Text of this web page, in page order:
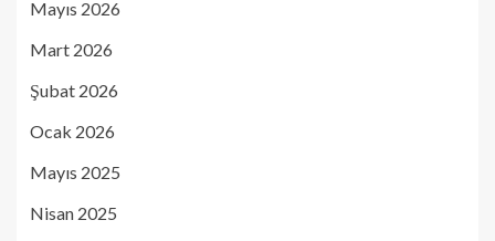
Mayıs 2026
Mart 2026
Şubat 2026
Ocak 2026
Mayıs 2025
Nisan 2025